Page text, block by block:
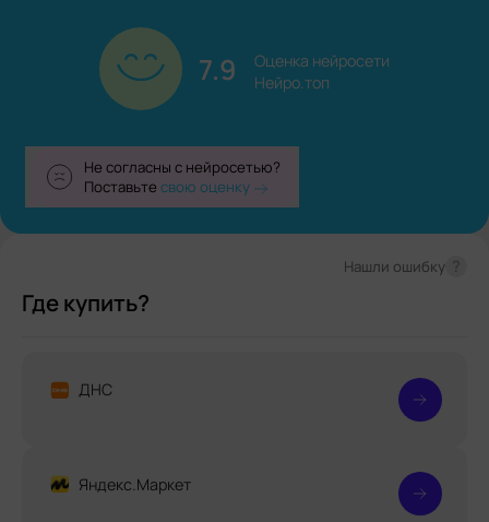
7.9
Оценка нейросети
Нейро.топ
Не согласны с нейросетью?
Поставьтесвою оценку
Где купить?
Нашли ошибку
ДНС
Яндекс.Маркет